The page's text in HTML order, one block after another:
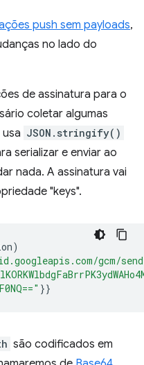
push sem payloads,
no lado do
de assinatura para o
coletar algumas
JSON.stringify()
serializar e enviar ao
nada. A assinatura vai
"keys".
)
gcm/send/
}}
são codificados em